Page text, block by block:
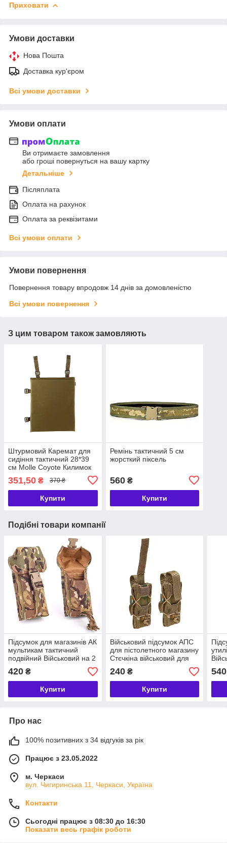
Приховати
Умови доставки
Нова Пошта
Доставка кур'єром
Всі умови доставки
Умови оплати
Ви отримаєте замовлення
або гроші повернуться на вашу картку
Детальніше
Післяплата
Оплата на рахунок
Оплата за реквізитами
Всі умови оплати
Умови повернення
Повернення товару впродовж 14 днів за домовленістю
Всі умови повернення
З цим товаром також замовляють
Штурмовий Каремат для
сидіння тактичний 28*39
см Molle Coyote Килимок
для ЗСУ армійський Койот
351,50 ₴ 370 ₴
Купити
Ремінь тактичний 5 см
жорсткий піксель
560₴
Купити
Подібні товари компанії
Підсумок для магазинів АК
мультикам тактичний
подвійний Військовий на 2
ріжки АК закритий для ЗСУ
Molle
420 ₴
Купити
Військовий підсумок АПС
для пістолетного магазину
Стєчкіна військовий для
ЗСУ армійський сумка
Піксель
240₴
Купити
540
Про нас
100% позитивних з 34 відгуків за рік
Працює з 23.05.2022
м. Черкаси
вул. Чигиринська 11, Черкаси, Україна
Контакти
Сьогодні працює з 08:30 до 16:30
Показати весь графік роботи